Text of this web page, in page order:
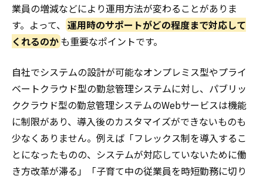
業員の増減などにより運用方法が変わることがありま
す。よって、 運用時のサポートがどの程度まで対応して
くれるのかも重要なポイントです。
自社でシステムの設計が可能なオンプレミス型やプライ
ベートクラウド型の勤怠管理システムに対し、パブリッ
ククラウド型の勤怠管理システムのWebサービスは機能
に制限があり、導入後のカスタマイズができないものも
少なくありません。例えば「フレックス制を導入するこ
とになったものの、システムが対応していないために働
き方改革が滞る」「子育て中の従業員を時短勤務に切り